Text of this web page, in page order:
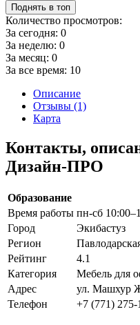
Поднять в топ
Количество просмотров:
За сегодня: 0
За неделю: 0
За месяц: 0
За все время: 10
Описание
Отзывы (1)
Карта
Контакты,
Дизайн-ПРО
Образование
Время работы пн-сб
Город
Экибастуз
Регион
Рейтинг
4.1
Категория
Мебель для
Адрес
ул. Машхур
Телефон
+7 (771) 275-